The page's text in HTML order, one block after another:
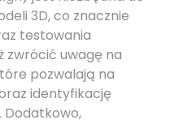
3D, co znacznie
testowania
uwagę na
pozwalają na
identyfikację